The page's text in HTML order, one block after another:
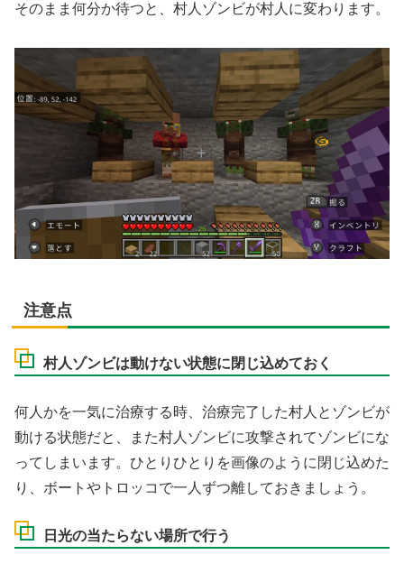
そのまま何分か待つと、村人ゾンビが村人に変わります。
注意点
村人ゾンビは動けない状態に閉じ込めておく
何人かを一気に治療する時、治療完了した村人とゾンビが
動ける状態だと、また村人ゾンビに攻撃されてゾンビにな
ってしまいます。ひとりひとりを画像のように閉じ込めた
り、ボートやトロッコで一人ずつ離しておきましょう。
日光の当たらない場所で行う